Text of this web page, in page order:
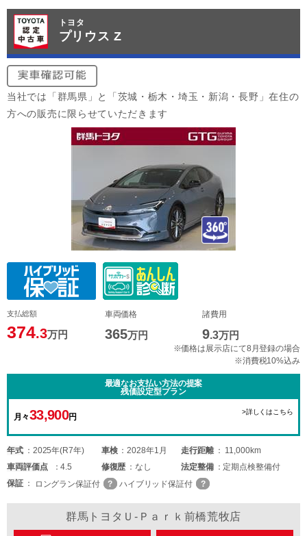
トヨタ
プリウス Z
当社では「群馬県」と「茨城・栃木・埼玉・新潟・長野」在住の
方への販売に限らせていただきます
支払総額
374.3万円
車両価格
365万円
諸費用
9.3万円
※価格は展示店にて8月登録の場合
※消費税10%込み
最適なお支払い方法の提案
残価設定型プラン
月々33,900円
>詳しくはこちら
年式 2025年(R7年) 車検 2028年1月 走行距離
11,000km
車両評価点 4.5 修復歴 なし 法定整備
定期点検整備付
保証
ロングラン保証付 ハイブリッド保証付
群馬トヨタＵ-Ｐａｒｋ前橋荒牧店